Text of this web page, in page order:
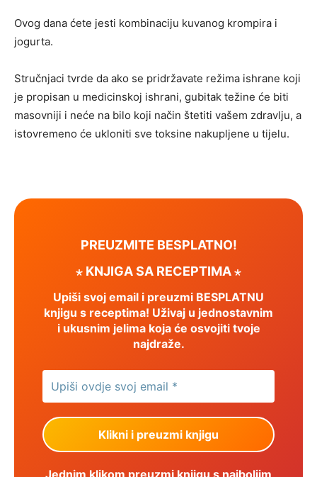
Ovog dana ćete jesti kombinaciju kuvanog krompira i
jogurta.
Stručnjaci tvrde da ako se pridržavate režima ishrane koji
je propisan u medicinskoj ishrani, gubitak težine će biti
masovniji i neće na bilo koji način štetiti vašem zdravlju, a
istovremeno će ukloniti sve toksine nakupljene u tijelu.
PREUZMITE BESPLATNO!
⋆ KNJIGA SA RECEPTIMA ⋆
Upiši svoj email i preuzmi BESPLATNU
knjigu s receptima! Uživaj u jednostavnim
i ukusnim jelima koja će osvojiti tvoje
najdraže.
Jednim klikom preuzmi knjigu s najboljim